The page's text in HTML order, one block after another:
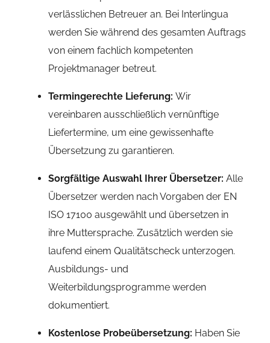
verlässlichen Betreuer an. Bei Interlingua
werden Sie während des gesamten Auftrags
von einem fachlich kompetenten
Projektmanager betreut.
Termingerechte Lieferung: Wir
vereinbaren ausschließlich vernünftige
Liefertermine, um eine gewissenhafte
Übersetzung zu garantieren.
Sorgfältige Auswahl Ihrer Übersetzer: Alle
Übersetzer werden nach Vorgaben der EN
ISO 17100 ausgewählt und übersetzen in
ihre Muttersprache. Zusätzlich werden sie
laufend einem Qualitätscheck unterzogen.
Ausbildungs- und
Weiterbildungsprogramme werden
dokumentiert.
Kostenlose Probeübersetzung: Haben Sie